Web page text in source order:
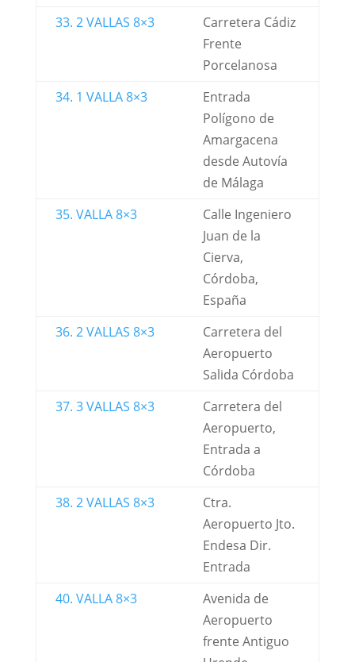
33. 2 VALLAS 8×3
Carretera Cádiz
Frente
Porcelanosa
34. 1 VALLA 8×3
Entrada
Polígono de
Amargacena
desde Autovía
de Málaga
35. VALLA 8×3
Calle Ingeniero
Juan de la
Cierva,
Córdoba,
España
36. 2 VALLAS 8×3
Carretera del
Aeropuerto
Salida Córdoba
37. 3 VALLAS 8×3
Carretera del
Aeropuerto,
Entrada a
Córdoba
38. 2 VALLAS 8×3
Ctra.
Aeropuerto Jto.
Endesa Dir.
Entrada
40. VALLA 8×3
Avenida de
Aeropuerto
frente Antiguo